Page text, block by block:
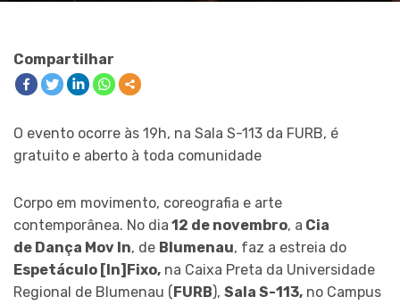
Compartilhar
O evento ocorre às 19h, na Sala S-113 da FURB, é
gratuito e aberto à toda comunidade
Corpo em movimento, coreografia e arte
contemporânea. No dia 12 de novembro, a Cia
de Dança Mov In, de Blumenau, faz a estreia do
Espetáculo [In]Fixo, na Caixa Preta da Universidade
Regional de Blumenau (FURB), Sala S-113, no Campus